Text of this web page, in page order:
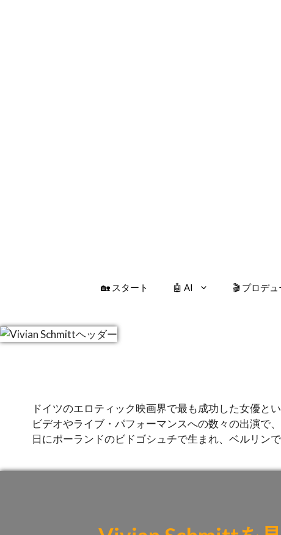
🏡 スタート 🤖 AI 🎬 プロデ
ドイツのエロティック映画界で最も成功した女優とい
ビデオやライブ・パフォーマンスへの数々の出演で
日にポーランドのビドゴシュチで生まれ、ベルリン